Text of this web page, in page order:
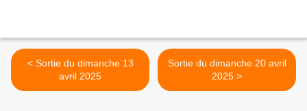
< Sortie du dimanche 13
avril 2025
Sortie du dimanche 20 avril
2025 >